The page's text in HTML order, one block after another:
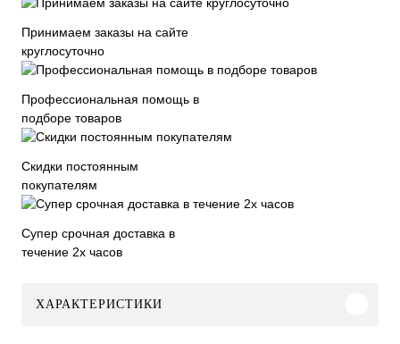
Принимаем заказы на сайте
круглосуточно
Профессиональная помощь в
подборе товаров
Скидки постоянным
покупателям
Супер срочная доставка в
течение 2х часов
ХАРАКТЕРИСТИКИ